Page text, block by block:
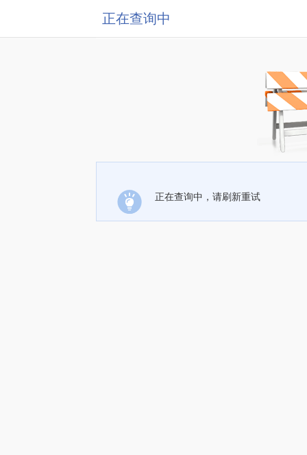
正在查询中
正在查询中，请刷新重试